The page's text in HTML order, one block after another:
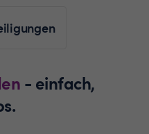
- einfach,